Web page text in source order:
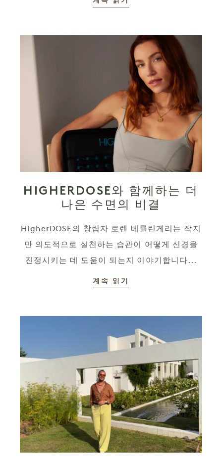
HIGHERDOSE와 함께하는 더
나은 수면의 비결
HigherDOSE의 창립자 로렌 베를린게리는 작지
만 의도적으로 실천하는 습관이 어떻게 신경을
진정시키는 데 도움이 되는지 이야기합니다...
계속 읽기